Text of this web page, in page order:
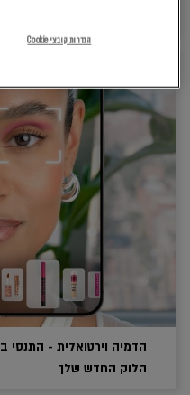
הדמיה וירטואלית - התנסי
הלוק החדש שלך
הגדרות קובצי Cookie